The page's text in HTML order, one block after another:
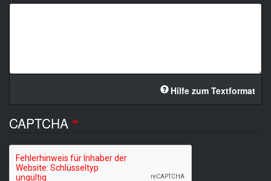
Hilfe zum Textformat
CAPTCHA